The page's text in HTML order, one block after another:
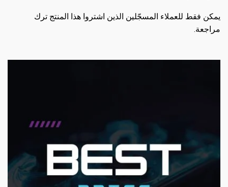
يمكن فقط للعملاء المسجّلين الذين اشتروا هذا المنتج ترك
مراجعة.